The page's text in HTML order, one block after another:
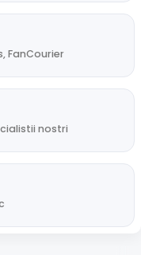
FanCourier
nostri